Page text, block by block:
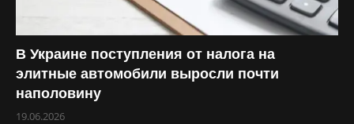
В Украине поступления от налога на
элитные автомобили выросли почти
наполовину
19.06.2026